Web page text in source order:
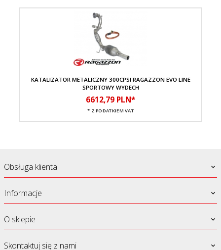
KATALIZATOR METALICZNY 300CPSI RAGAZZON EVO LINE
SPORTOWY WYDECH
6612,79 PLN*
* Z PODATKIEM VAT
Obsługa klienta
Informacje
O sklepie
Skontaktuj się z nami